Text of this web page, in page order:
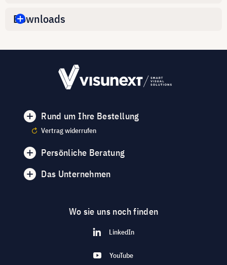
Downloads
Rund um Ihre Bestellung
Vertrag widerrufen
Persönliche Beratung
Das Unternehmen
Wo sie uns noch finden
LinkedIn
YouTube